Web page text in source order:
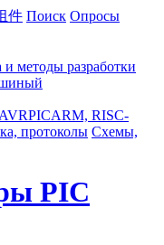
件 Поиск Опросы
и методы разработки
AVRPICARM, RISC-
протоколы Схемы,
PIC